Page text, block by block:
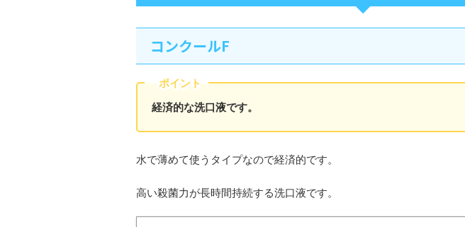
コンクールF
ポイント
経済的な洗口液です。
水で薄めて使うタイプなので経済的です。
高い殺菌力が長時間持続する洗口液です。